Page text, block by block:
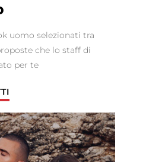
uomo selezionati tra
che lo staff di
per te